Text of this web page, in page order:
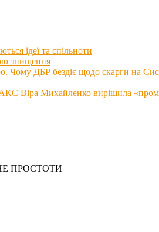
ідеї та спільноти
знищення
Чому ДБР бездіє щодо скарги на
Віра Михайленко вирішила
ПРОСТОТИ